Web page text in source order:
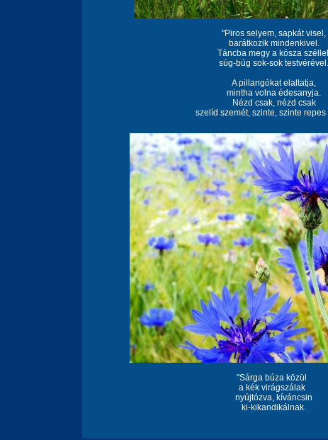
"Piros selyem, sapkát visel,
barátkozik mindenkivel.
Táncba megy a kósza
súg-búg sok-sok testvérével.
A pillangókat elaltatja,
mintha volna édesanyja.
Nézd csak, nézd csak
szelíd szemét, szinte, szinte repes
"Sárga búza közül
a kék virágszálak
nyújtózva, kíváncsin
ki-kikandikálnak.